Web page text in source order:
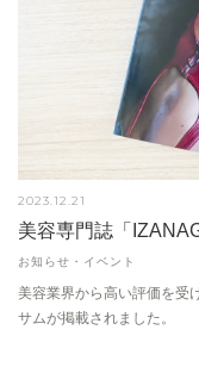
2023.12.21
美容専門誌「
お知らせ・イベント
美容業界から高い評価を受
サムが掲載されました。